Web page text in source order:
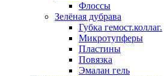
Флоссы
Зелёная дубрава
Губка гемост.коллаг.
Микротупферы
Пластины
Повязка
Эмалан гель